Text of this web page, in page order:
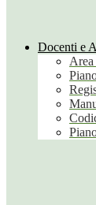
Docenti e
Area